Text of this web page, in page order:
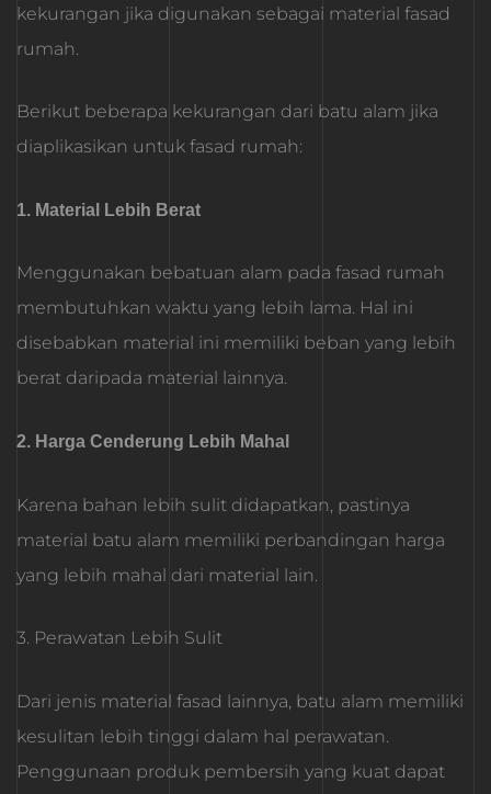
kekurangan jika digunakan sebagai material fasad
rumah.
Berikut beberapa kekurangan dari batu alam jika
diaplikasikan untuk fasad rumah:
1. Material Lebih Berat
Menggunakan bebatuan alam pada fasad rumah
membutuhkan waktu yang lebih lama. Hal ini
disebabkan material ini memiliki beban yang lebih
berat daripada material lainnya.
2. Harga Cenderung Lebih Mahal
Karena bahan lebih sulit didapatkan, pastinya
material batu alam memiliki perbandingan harga
yang lebih mahal dari material lain.
3. Perawatan Lebih Sulit
Dari jenis material fasad lainnya, batu alam memiliki
kesulitan lebih tinggi dalam hal perawatan.
Penggunaan produk pembersih yang kuat dapat